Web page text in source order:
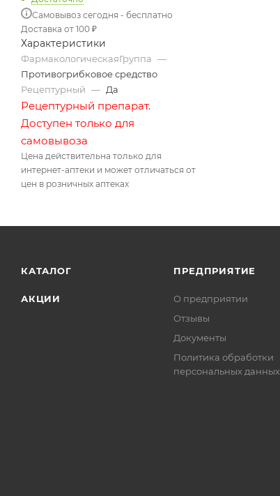
Самовывоз сегодня - бесплатно
Доставка от 100 ₽
Характеристики
ФармакологическаяГруппа —
Противогрибковое средство
Рецептурный — Да
Рецептурный препарат.
Доступен только для
самовывоза
Цена действительна только для
интернет-аптеки и может отличаться от
цен в розничных аптеках
КАТАЛОГ
АКЦИИ
ПРЕДПРИЯТИЕ
О предприятии
Отзывы
Документы
Политика обработки
персональных данных